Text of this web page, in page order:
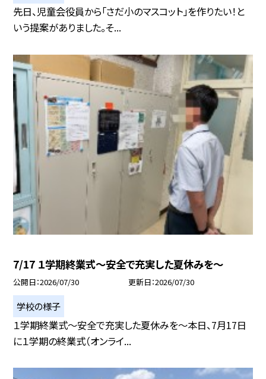
先日、児童会役員から「さだ小のマスコット」を作りたい！と
いう提案がありました。そ...
7/17 １学期終業式～安全で充実した夏休みを～
公開日 2026/07/30 更新日 2026/07/30
学校の様子
１学期終業式～安全で充実した夏休みを～本日、7月17日
に１学期の終業式（オンライ...